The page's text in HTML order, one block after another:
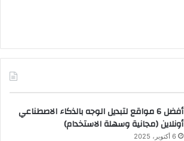
أفضل 6 مواقع لتبديل الوجه بالذكاء الاصطناعي
أونلاين (مجانية وسهلة الاستخدام)
6 أكتوبر، 2025